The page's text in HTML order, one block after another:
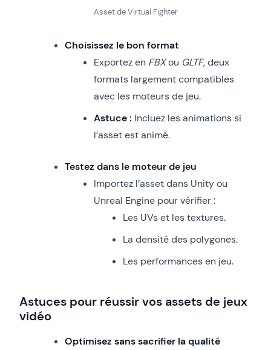
Asset de Virtual Fighter
Choisissez le bon format
Exportez en FBXou GLTF, deux
formats largement compatibles
avec les moteurs de jeu.
Astuce : Incluez les animations si
l’asset est animé.
Testez dans le moteur de jeu
Importez l’asset dans Unity ou
Unreal Engine pour vérifier :
Les UVs et les textures.
La densité des polygones.
Les performances en jeu.
Astuces pour réussir vos assets de jeux
vidéo
Optimisez sans sacrifier la qualité